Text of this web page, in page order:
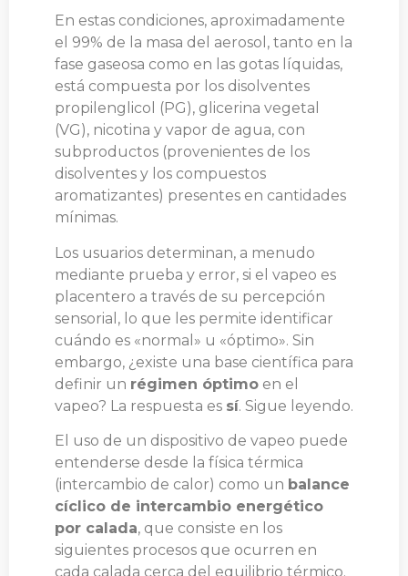
En estas condiciones, aproximadamente
el 99% de la masa del aerosol, tanto en la
fase gaseosa como en las gotas líquidas,
está compuesta por los disolventes
propilenglicol (PG), glicerina vegetal
(VG), nicotina y vapor de agua, con
subproductos (provenientes de los
disolventes y los compuestos
aromatizantes) presentes en cantidades
mínimas.
Los usuarios determinan, a menudo
mediante prueba y error, si el vapeo es
placentero a través de su percepción
sensorial, lo que les permite identificar
cuándo es «normal» u «óptimo». Sin
embargo, ¿existe una base científica para
definir un régimen óptimo en el
vapeo? La respuesta es sí. Sigue leyendo.
El uso de un dispositivo de vapeo puede
entenderse desde la física térmica
(intercambio de calor) como un balance
cíclico de intercambio energético
por calada, que consiste en los
siguientes procesos que ocurren en
cada calada cerca del equilibrio térmico.